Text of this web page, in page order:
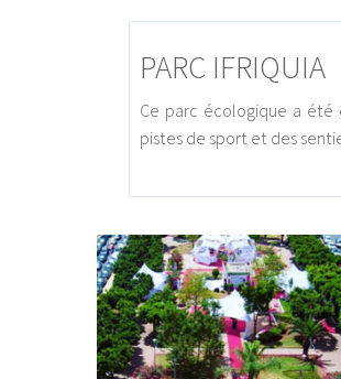
PARC IFRIQUIA
Ce parc écologique a été
pistes de sport et des